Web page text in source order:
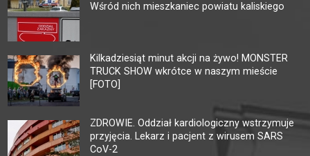
Wśród nich mieszkaniec powiatu kaliskiego
Kilkadziesiąt minut akcji na żywo! MONSTER
TRUCK SHOW wkrótce w naszym mieście
[FOTO]
ZDROWIE. Oddział kardiologiczny wstrzymuje
przyjęcia. Lekarz i pacjent z wirusem SARS
CoV-2